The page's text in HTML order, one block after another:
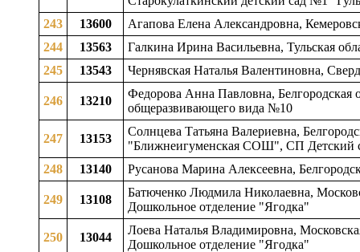
243
13600
Агапова Елена Александровна,
244
13563
Галкина Ирина Васильевна, Тульская
245
13543 Чернявская Наталья Валентиновна,
246 13210
Федорова Анна Павловна,
общеразвивающего вида №10
247 13153
Солнцева Татьяна Валериевна,
"Ближнеигуменская СОШ", СП Детский
248
13140 Русанова Марина Алексеевна,
249 13108
Батюченко Людмила Николаевна,
Дошкольное отделение "Ягодка"
250 13044
Лоева Наталья Владимировна,
Дошкольное отделение "Ягодка"